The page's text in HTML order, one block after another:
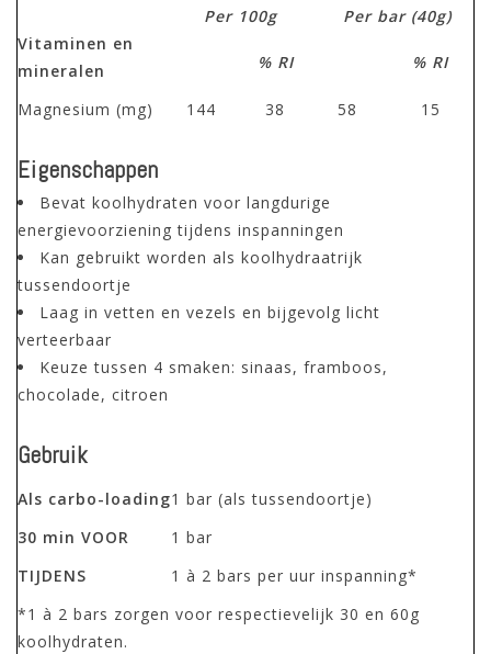
Per 100g
Per bar (40g)
Vitaminen en
mineralen
% RI % RI
Magnesium (mg) 144 38 58 15
Eigenschappen
Bevat koolhydraten voor langdurige
energievoorziening tijdens inspanningen
Kan gebruikt worden als koolhydraatrijk
tussendoortje
Laag in vetten en vezels en bijgevolg licht
verteerbaar
Keuze tussen 4 smaken: sinaas, framboos,
chocolade, citroen
Gebruik
Als carbo-loading1 bar (als tussendoortje)
30 min VOOR
1 bar
TIJDENS
1 à 2 bars per uur inspanning*
*1 à 2 bars zorgen voor respectievelijk 30 en 60g
koolhydraten.